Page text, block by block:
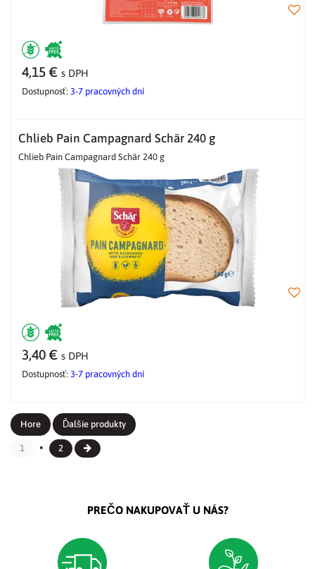
4,15 € s DPH
Dostupnosť: 3-7 pracovných dní
Chlieb Pain Campagnard Schär 240 g
Chlieb Pain Campagnard Schär 240 g
3,40 € s DPH
Dostupnosť: 3-7 pracovných dní
Hore Ďalšie produkty
1 2
PREČO NAKUPOVAŤ U NÁS?